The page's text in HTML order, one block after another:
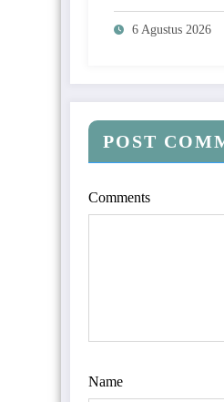
Soal Dampak
6 Agustus 2026
POST
Comments
Name